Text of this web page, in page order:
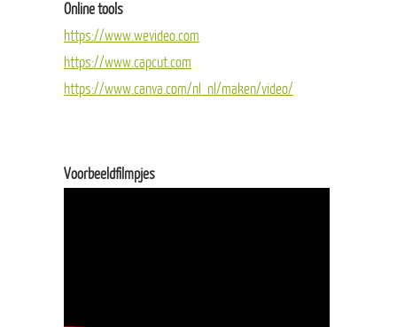
Online tools
https://www.wevideo.com
https://www.capcut.com
https://www.canva.com/nl_nl/maken/video/
Voorbeeldfilmpjes